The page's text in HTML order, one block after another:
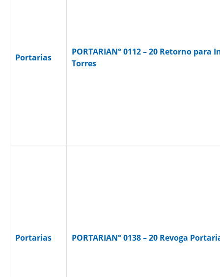
Portarias
PORTARIAN° 0112 – 20 Retorno
Torres
Portarias PORTARIAN° 0138 – 20 Revoga